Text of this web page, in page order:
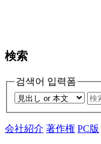
検索
검색어 입력폼
会社紹介 著作権 PC版